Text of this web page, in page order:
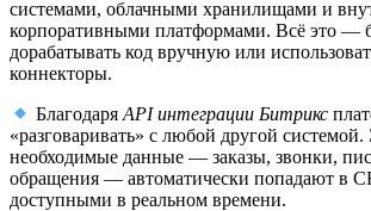
системами, облачными хранилищами и
корпоративными платформами. Всё это —
дорабатывать код вручную или
коннекторы.
БлагодаряAPI интеграции Битрикс
«разговаривать» с любой другой системой.
необходимые данные — заказы, звонки,
обращения — автоматически попадают в
доступными в реальном времени.